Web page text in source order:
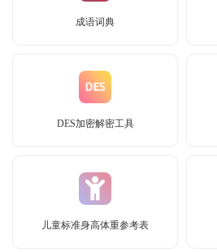
成语词典
DES加密解密工具
儿童标准身高体重参考表